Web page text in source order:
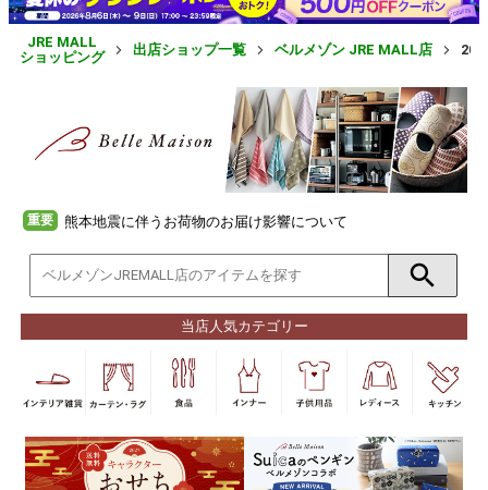
JRE MALL
ショッピング
出店ショップ一覧 ベルメゾン JRE MALL店
重要 熊本地震に伴うお荷物のお届け影響について
当店人気カテゴリー